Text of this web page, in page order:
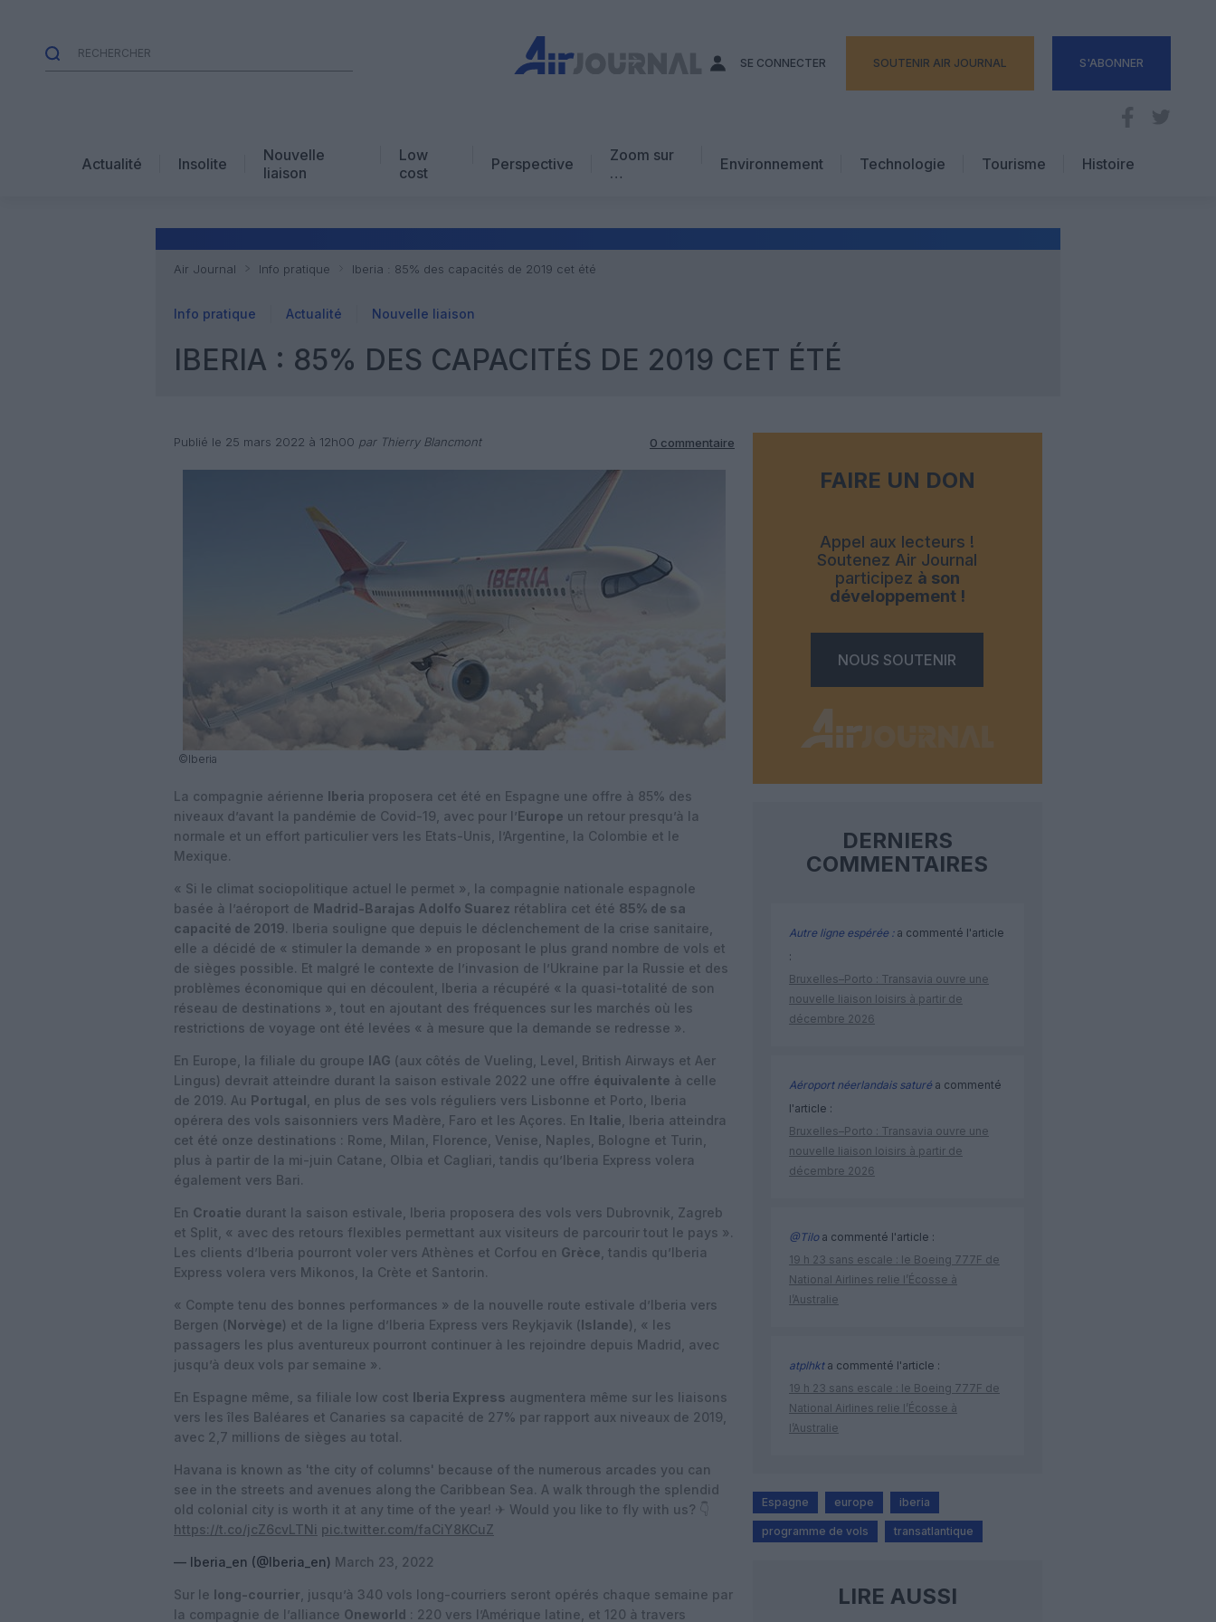
SE CONNECTER SOUTENIR AIR JOURNAL S'ABONNER
Actualité Insolite
Nouvelle
liaison
Low
cost
Perspective
Zoom sur
…
Environnement Technologie
Tourisme
Hôtellerie
Histoire
Air Journal Info pratique Iberia : 85% des capacités de 2019 cet été
Info pratique Actualité Nouvelle liaison
IBERIA : 85% DES CAPACITÉS DE 2019 CET ÉTÉ
Publié le 25 mars 2022 à 12h00 par Thierry Blancmont 0 commentaire
©Iberia
La compagnie aérienne Iberia proposera cet été en Espagne une offre à 85% des
niveaux d’avant la pandémie de Covid-19, avec pour l’Europe un retour presqu’à la
normale et un effort particulier vers les Etats-Unis, l’Argentine, la Colombie et le
Mexique.
« Si le climat sociopolitique actuel le permet », la compagnie nationale espagnole
basée à l’aéroport de Madrid-Barajas Adolfo Suarez rétablira cet été 85% de sa
capacité de 2019. Iberia souligne que depuis le déclenchement de la crise sanitaire,
elle a décidé de « stimuler la demande » en proposant le plus grand nombre de vols et
de sièges possible. Et malgré le contexte de l’invasion de l’Ukraine par la Russie et des
problèmes économique qui en découlent, Iberia a récupéré « la quasi-totalité de son
réseau de destinations », tout en ajoutant des fréquences sur les marchés où les
restrictions de voyage ont été levées « à mesure que la demande se redresse ».
En Europe, la filiale du groupe IAG (aux côtés de Vueling, Level, British Airways et Aer
Lingus) devrait atteindre durant la saison estivale 2022 une offre équivalente à celle
de 2019. Au Portugal , en plus de ses vols réguliers vers Lisbonne et Porto, Iberia
opérera des vols saisonniers vers Madère, Faro et les Açores. En Italie , Iberia atteindra
cet été onze destinations : Rome, Milan, Florence, Venise, Naples, Bologne et Turin,
plus à partir de la mi-juin Catane, Olbia et Cagliari, tandis qu’Iberia Express volera
également vers Bari.
En Croatie durant la saison estivale, Iberia proposera des vols vers Dubrovnik, Zagreb
et Split, « avec des retours flexibles permettant aux visiteurs de parcourir tout le pays ».
Les clients d’Iberia pourront voler vers Athènes et Corfou en Grèce , tandis qu’Iberia
Express volera vers Mikonos, la Crète et Santorin.
« Compte tenu des bonnes performances » de la nouvelle route estivale d’Iberia vers
Bergen (Norvège) et de la ligne d’Iberia Express vers Reykjavik (Islande), « les
passagers les plus aventureux pourront continuer à les rejoindre depuis Madrid, avec
jusqu’à deux vols par semaine ».
En Espagne même, sa filiale low cost Iberia Express augmentera même sur les liaisons
vers les îles Baléares et Canaries sa capacité de 27% par rapport aux niveaux de 2019,
avec 2,7 millions de sièges au total.
Havana is known as 'the city of columns' because of the numerous arcades you can
see in the streets and avenues along the Caribbean Sea. A walk through the splendid
old colonial city is worth it at any time of the year! ✈ Would you like to fly with us? 👇
https://t.co/jcZ6cvLTNi pic.twitter.com/faCiY8KCuZ
— Iberia_en (@Iberia_en) March 23, 2022
Sur le long-courrier , jusqu’à 340 vols long-courriers seront opérés chaque semaine par
la compagnie de l’alliance Oneworld : 220 vers l’Amérique latine, et 120 à travers
FAIRE UN DON
Appel aux lecteurs !
Soutenez Air Journal
participez à son
développement !
NOUS SOUTENIR
DERNIERS
COMMENTAIRES
Autre ligne espérée :a commenté l'article
:
Bruxelles–Porto : Transavia ouvre une
nouvelle liaison loisirs à partir de
décembre 2026
Aéroport néerlandais saturéa commenté
l'article :
Bruxelles–Porto : Transavia ouvre une
nouvelle liaison loisirs à partir de
décembre 2026
@Tiloa commenté l'article :
19 h 23 sans escale : le Boeing 777F de
National Airlines relie l’Écosse à
l’Australie
atplhkta commenté l'article :
19 h 23 sans escale : le Boeing 777F de
National Airlines relie l’Écosse à
l’Australie
Espagne europe iberia
programme de vols transatlantique
LIRE AUSSI